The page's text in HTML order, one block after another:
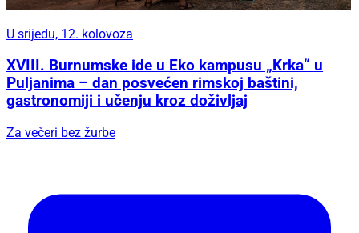
U srijedu, 12. kolovoza
XVIII. Burnumske ide u Eko kampusu „Krka“ u
Puljanima – dan posvećen rimskoj baštini,
gastronomiji i učenju kroz doživljaj
Za večeri bez žurbe